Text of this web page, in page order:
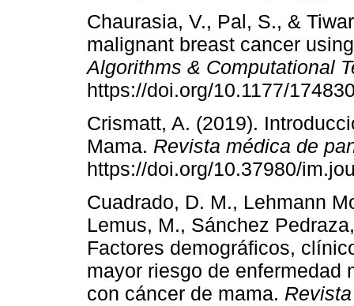
Chaurasia, V., Pal, S., &
malignant breast cancer
Algorithms & Computational
https://doi.org/10.1177/
Crismatt, A. (2019).
Mama. Revista médica de
https://doi.org/10.37980/
Cuadrado, D. M., Lehmann
Lemus, M., Sánchez
Factores demográficos,
mayor riesgo de enfermedad
con cáncer de mama.